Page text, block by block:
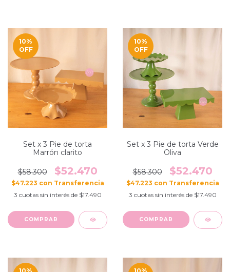
10%
OFF
Set x 3 Pie de torta
Marrón clarito
$58.300 $52.470
$47.223 con
3 cuotas sin interés de $17.490
10%
OFF
Set x 3 Pie de torta Verde
Oliva
$58.300 $52.470
$47.223 con
3 cuotas sin interés de $17.490